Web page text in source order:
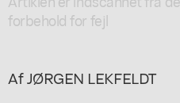
forbehold for fejl
Af JØRGEN LEKFELDT